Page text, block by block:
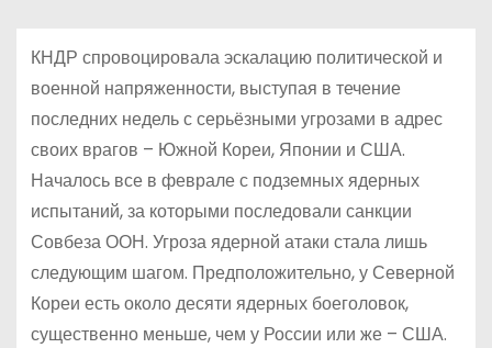
КНДР спровоцировала эскалацию политической и
военной напряженности, выступая в течение
последних недель с серьёзными угрозами в адрес
своих врагов – Южной Кореи, Японии и США.
Началось все в феврале с подземных ядерных
испытаний, за которыми последовали санкции
Совбеза ООН. Угроза ядерной атаки стала лишь
следующим шагом. Предположительно, у Северной
Кореи есть около десяти ядерных боеголовок,
существенно меньше, чем у России или же – США.